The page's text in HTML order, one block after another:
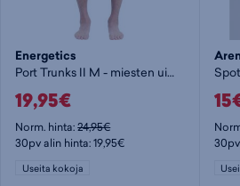
Energetics
Port Trunks II M - miesten uimahousut
19,95€
Norm. hinta:24,95€
30pv alin hinta: 19,95€
Useita kokoja